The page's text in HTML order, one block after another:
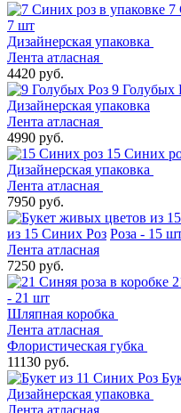
7
7 шт
Дизайнерская упаковка
Лента атласная
4420 руб.
9 Голубых
Дизайнерская упаковка
Лента атласная
4990 руб.
15 Синих
Дизайнерская упаковка
Лента атласная
7950 руб.
из 15 Синих Роз Роза - 15
Лента атласная
7250 руб.
- 21 шт
Шляпная коробка
Лента атласная
Флористическая губка
11130 руб.
Дизайнерская упаковка
Лента атласная